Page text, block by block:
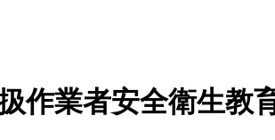
作業者安全衛生教